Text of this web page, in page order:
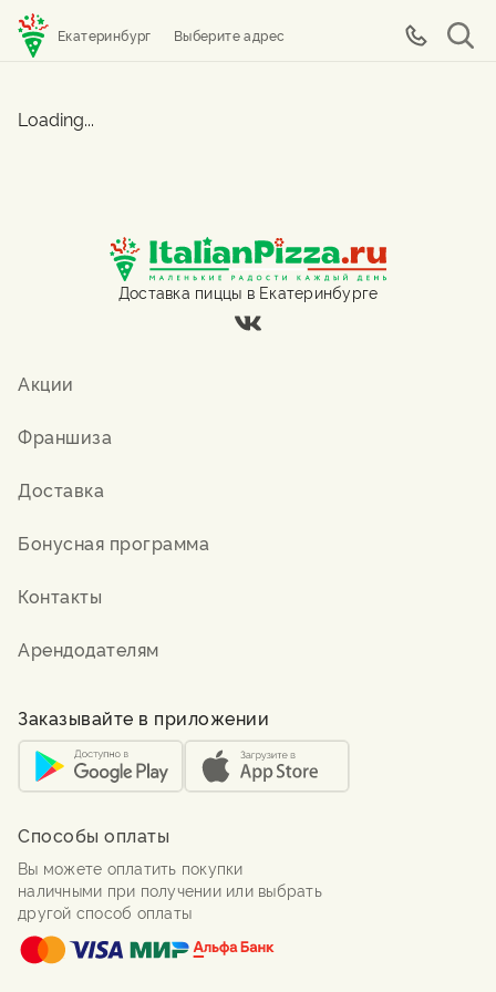
Екатеринбург Выберите адрес
Loading...
Доставка пиццы в Екатеринбурге
Акции
Франшиза
Доставка
Бонусная программа
Контакты
Арендодателям
Заказывайте в приложении
Способы оплаты
Вы можете оплатить покупки
наличными при получении или выбрать
другой способ оплаты